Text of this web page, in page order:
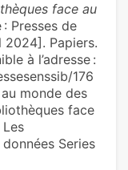
face au
: Presses de
2024]. Papiers.
à l’adresse :
176
monde des
face
Series